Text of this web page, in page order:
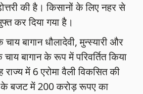
की है। किसानों के लिए नहर से
कर दिया गया है।
बागान धौलादेवी, मुन्स्यारी और
बागान के रूप में परिवर्तित किया
राज्य में 6 एरोमा वैली विकसित की
के बजट में 200 करोड़ रूपए का